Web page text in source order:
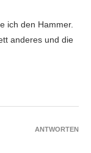
ich den Hammer.
anderes und die
ANTWORTEN